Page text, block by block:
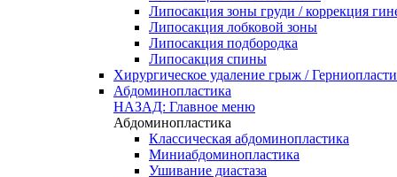
Липосакция зоны груди / коррекция
Липосакция лобковой зоны
Липосакция подбородка
Липосакция спины
Хирургическое удаление грыж /
Абдоминопластика
НАЗАД: Главное меню
Абдоминопластика
Классическая абдоминопластика
Миниабдоминопластика
Ушивание диастаза